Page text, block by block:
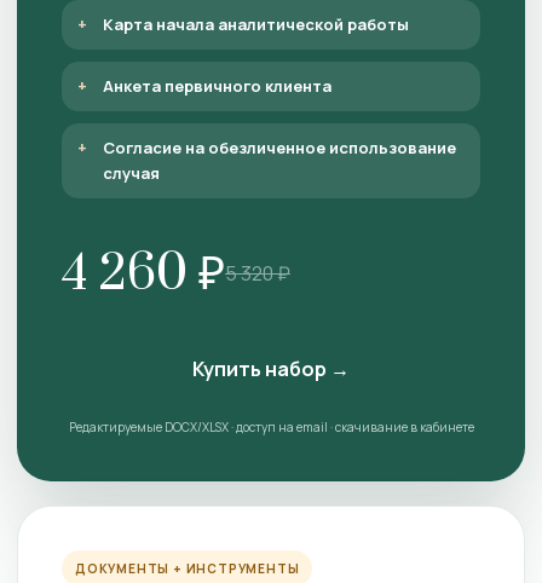
Карта начала аналитической работы
Анкета первичного клиента
Согласие на обезличенное использование
случая
4 260 ₽5 320 ₽
Купить набор →
Редактируемые DOCX/XLSX · доступ на email · скачивание в кабинете
ДОКУМЕНТЫ + ИНСТРУМЕНТЫ